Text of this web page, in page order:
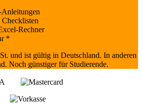
Rechner
*
und ist gültig in Deutschland. In anderen
Noch günstiger für Studierende.